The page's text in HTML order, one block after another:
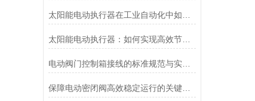
太阳能电动执行器：如何实现高效节能的自动化控制？
保障电动密闭阀高效稳定运行的关键举措